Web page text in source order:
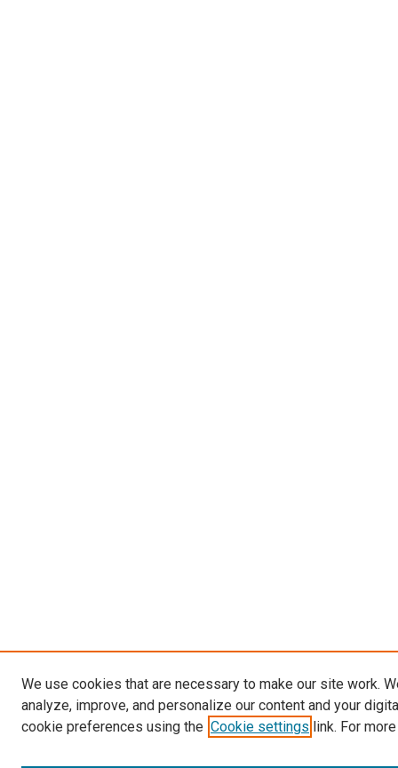
We use cookies that are necessary to make our site work.
analyze, improve, and personalize our content and your
cookie preferences using the Cookie settings link. For